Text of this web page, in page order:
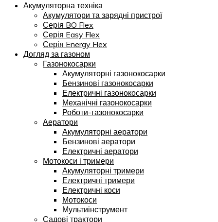
Акумуляторна техніка
Акумулятори та зарядні пристрої
Серія BO Flex
Серія Easy Flex
Серія Energy Flex
Догляд за газоном
Газонокосарки
Акумуляторні газонокосарки
Бензинові газонокосарки
Електричні газонокосарки
Механічні газонокосарки
Роботи-газонокосарки
Аератори
Акумуляторні аератори
Бензинові аератори
Електричні аератори
Мотокоси і тримери
Акумуляторні тримери
Електричні тримери
Електричні коси
Мотокоси
Мультиінструмент
Садові трактори